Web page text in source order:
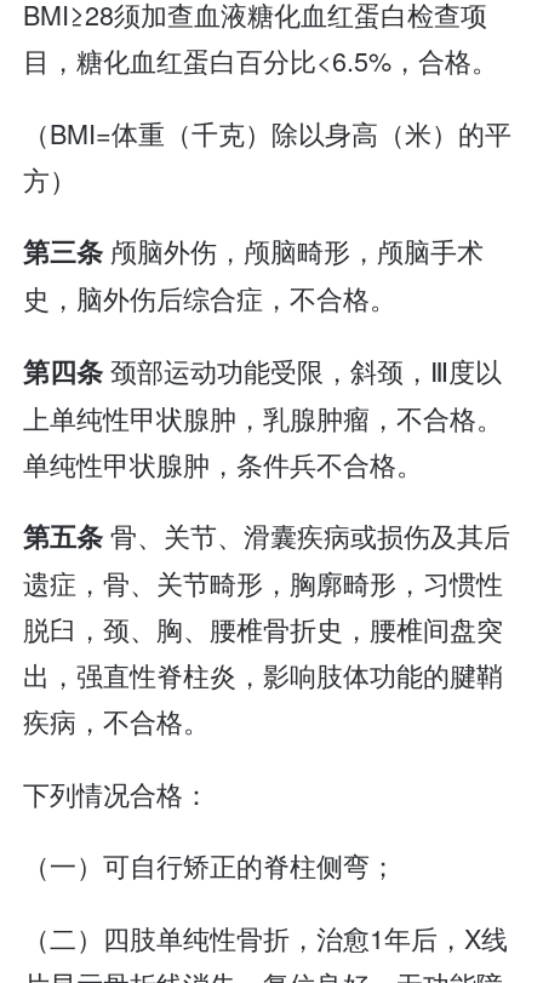
BMI≥28须加查血液糖化血红蛋白检查项
目，糖化血红蛋白百分比<6.5%，合格。
（BMI=体重（千克）除以身高（米）的平
方）
第三条 颅脑外伤，颅脑畸形，颅脑手术
史，脑外伤后综合症，不合格。
第四条颈部运动功能受限，斜颈，Ⅲ度以
上单纯性甲状腺肿，乳腺肿瘤，不合格。
单纯性甲状腺肿，条件兵不合格。
第五条骨、关节、滑囊疾病或损伤及其后
遗症，骨、关节畸形，胸廓畸形，习惯性
脱臼，颈、胸、腰椎骨折史，腰椎间盘突
出，强直性脊柱炎，影响肢体功能的腱鞘
疾病，不合格。
下列情况合格：
（一）可自行矫正的脊柱侧弯；
（二）四肢单纯性骨折，治愈1年后，X线